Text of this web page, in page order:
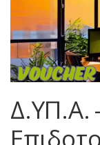
Δ.ΥΠ.Α.